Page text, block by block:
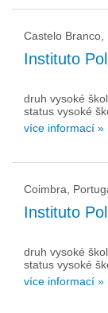
Castelo Branco,
Instituto
druh vysoké
status vysoké
více informací »
Coimbra,
Instituto
druh vysoké
status vysoké
více informací »